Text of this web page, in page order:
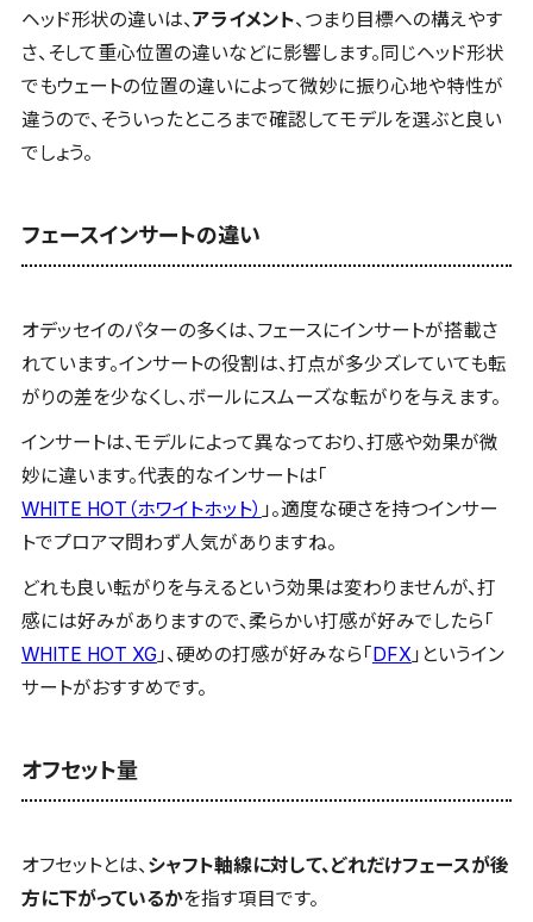
ヘッド形状の違いは、アライメント、つまり目標への構えやす
さ、そして重心位置の違いなどに影響します。同じヘッド形状
でもウェートの位置の違いによって微妙に振り心地や特性が
違うので、そういったところまで確認してモデルを選ぶと良い
でしょう。
フェースインサートの違い
オデッセイのパターの多くは、フェースにインサートが搭載さ
れています。インサートの役割は、打点が多少ズレていても転
がりの差を少なくし、ボールにスムーズな転がりを与えます。
インサートは、モデルによって異なっており、打感や効果が微
妙に違います。代表的なインサートは「
WHITE HOT（ホワイトホット） 」。適度な硬さを持つインサー
トでプロアマ問わず人気がありますね。
どれも良い転がりを与えるという効果は変わりませんが、打
感には好みがありますので、柔らかい打感が好みでしたら「
WHITE HOT XG」、硬めの打感が好みなら「 DFX」というイン
サートがおすすめです。
オフセット量
オフセットとは、 シャフト軸線に対して、どれだけフェースが後
方に下がっているかを指す項目です。